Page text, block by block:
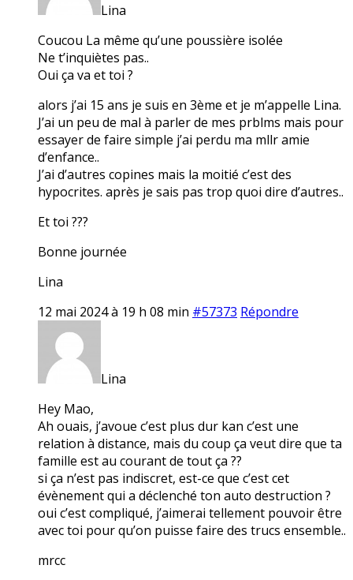
Lina
Coucou La même qu’une poussière isolée
Ne t’inquiètes pas..
Oui ça va et toi ?
alors j’ai 15 ans je suis en 3ème et je m’appelle Lina.
J’ai un peu de mal à parler de mes prblms mais pour
essayer de faire simple j’ai perdu ma mllr amie
d’enfance..
J’ai d’autres copines mais la moitié c’est des
hypocrites. après je sais pas trop quoi dire d’autres..
Et toi ???
Bonne journée
Lina
12 mai 2024 à 19 h 08 min #57373 Répondre
Lina
Hey Mao,
Ah ouais, j’avoue c’est plus dur kan c’est une
relation à distance, mais du coup ça veut dire que ta
famille est au courant de tout ça ??
si ça n’est pas indiscret, est-ce que c’est cet
évènement qui a déclenché ton auto destruction ?
oui c’est compliqué, j’aimerai tellement pouvoir être
avec toi pour qu’on puisse faire des trucs ensemble..
mrcc